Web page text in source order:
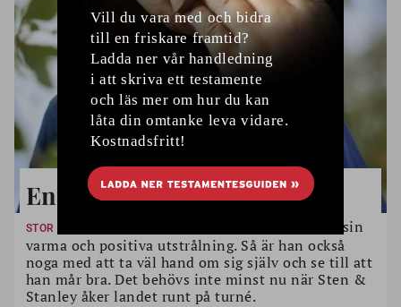
En artist i toppform
STOR INTERVJU
Sten Nilsson brukar få beröm för sin
varma och positiva utstrålning. Så är han också
noga med att ta väl hand om sig själv och se till att
han mår bra. Det behövs inte minst nu när Sten &
Stanley åker landet runt på turné.